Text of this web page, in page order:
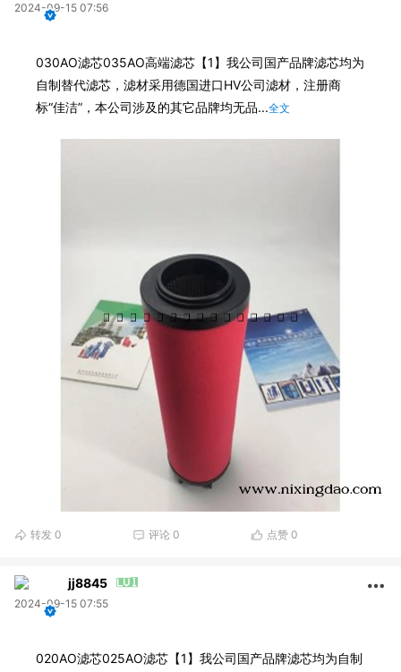
2024-09-15 07:56
030AO滤芯035AO高端滤芯【1】我公司国产品牌滤芯均为
自制替代滤芯，滤材采用德国进口HV公司滤材，注册商
标“佳洁”，本公司涉及的其它品牌均无品...全文
转发 0 评论 0 点赞 0
jj8845
2024-09-15 07:55
020AO滤芯025AO滤芯【1】我公司国产品牌滤芯均为自制